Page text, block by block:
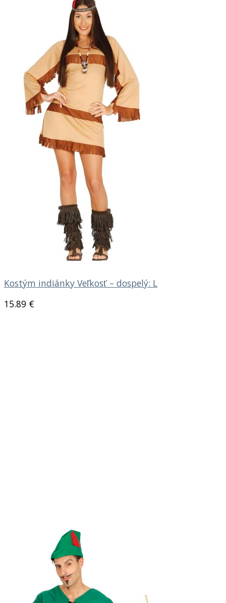
Kostým indiánky Veľkosť – dospelý: L
15.89 €